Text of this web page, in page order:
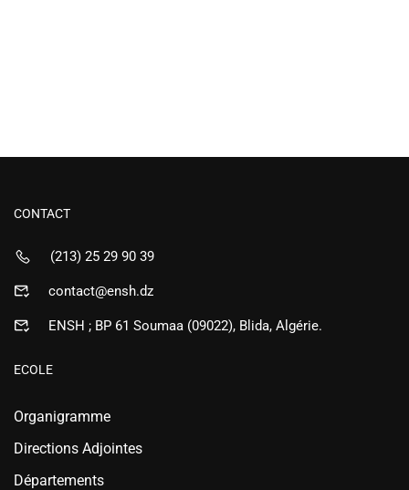
CONTACT
(213) 25 29 90 39
contact@ensh.dz
ENSH ; BP 61 Soumaa (09022), Blida, Algérie.
ECOLE
Organigramme
Directions Adjointes
Départements